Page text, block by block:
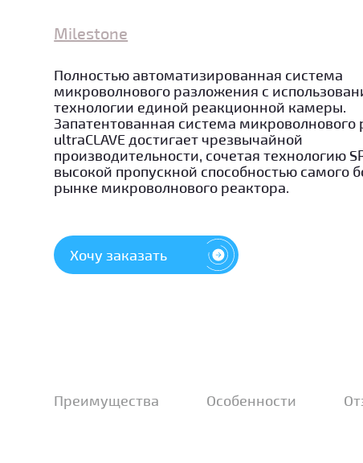
Milestone
Полностью автоматизированная система
микроволнового разложения с
технологии единой реакционной камеры.
Запатентованная система микроволнового
ultraCLAVE достигает чрезвычайной
производительности, сочетая технологию
высокой пропускной способностью самого
рынке микроволнового реактора.
Хочу заказать
Преимущества Особенности